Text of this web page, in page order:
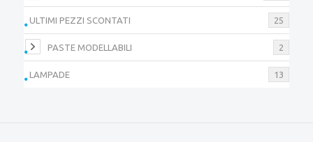
ULTIMI PEZZI SCONTATI 25
PASTE MODELLABILI 2
LAMPADE 13